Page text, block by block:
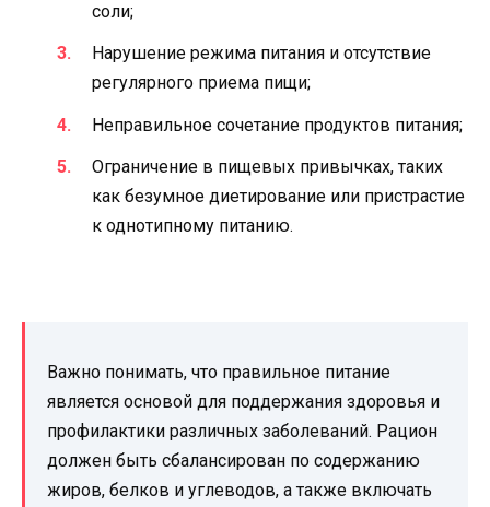
соли;
Нарушение режима питания и отсутствие
регулярного приема пищи;
Неправильное сочетание продуктов питания;
Ограничение в пищевых привычках, таких
как безумное диетирование или пристрастие
к однотипному питанию.
Важно понимать, что правильное питание
является основой для поддержания здоровья и
профилактики различных заболеваний. Рацион
должен быть сбалансирован по содержанию
жиров, белков и углеводов, а также включать